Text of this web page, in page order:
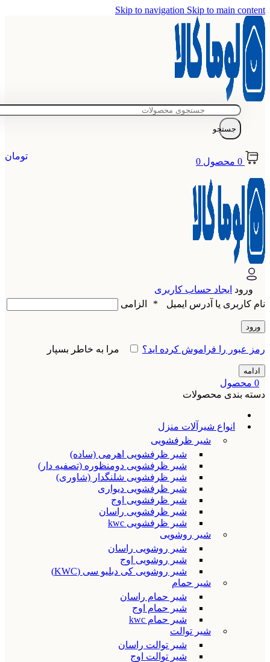
Skip to navigation Skip to main content
جستجو
0 محصول 0
تومان
ورود ایجاد حساب کاربری
نام کاربری یا آدرس ایمیل
* الزامی
ورود
رمز عبور را فراموش کرده اید؟ مرا به خاطر بسپار
ادامه
0 محصول
دسته بندی محصولات
انواع شیرآلات منزل
شیر ظرفشویی
شیر ظرفشویی اهرمی (ساده)
شیر ظرفشویی دومنظوره (تصفیه دار)
شیر ظرفشویی شلنگدار (شاوری)
شیر ظرفشویی دیواری
شیر ظرفشویی اوج
شیر ظرفشویی راسان
شیر ظرفشویی kwc
شیر روشویی
شیر روشویی راسان
شیر روشویی اوج
شیر روشویی کی دبلیو سی (KWC)
شیر حمام
شیر حمام راسان
شیر حمام اوج
شیر حمام kwc
شیر توالت
شیر توالت راسان
شیر توالت اوج